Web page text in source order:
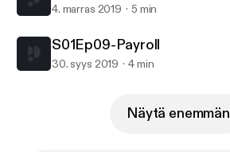
4. marras 2019 5 min
S01Ep09-Payroll
30. syys 2019 4 min
Näytä enemmän